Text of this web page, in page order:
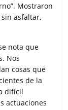
Mostraron
asfaltar,
nota que
Nos
cosas que
de la
difícil
actuaciones